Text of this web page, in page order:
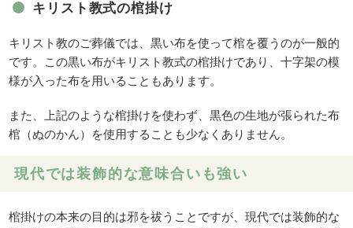
キリスト教式の棺掛け
キリスト教のご葬儀では、黒い布を使って棺を覆うのが一般的
です。この黒い布がキリスト教式の棺掛けであり、十字架の模
様が入った布を用いることもあります。
また、上記のような棺掛けを使わず、黒色の生地が張られた布
棺（ぬのかん）を使用することも少なくありません。
現代では装飾的な意味合いも強い
棺掛けの本来の目的は邪を祓うことですが、現代では装飾的な